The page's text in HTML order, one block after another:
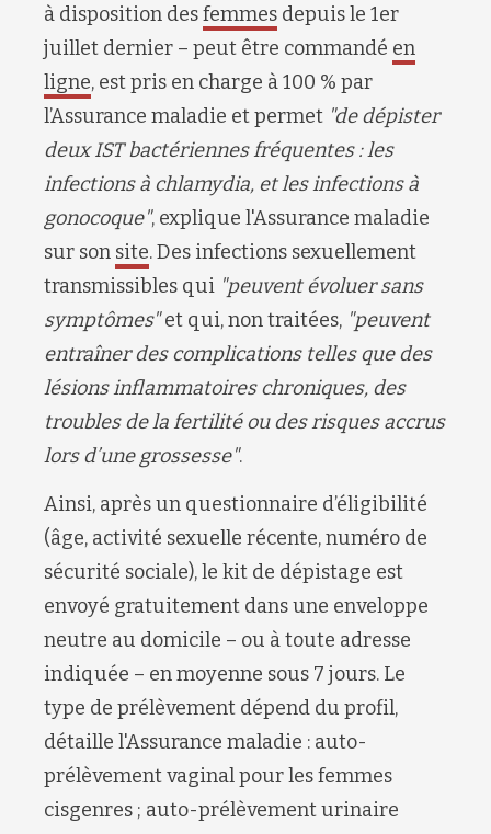
à disposition desfemmes depuis le 1er
juillet dernier – peut être commandé en
ligne, est pris en charge à 100 % par
l’Assurance maladie et permet "de dépister
deux IST bactériennes fréquentes : les
infections à chlamydia, et les infections à
gonocoque", explique l'Assurance maladie
sur son site. Des infections sexuellement
transmissibles qui "peuvent évoluer sans
symptômes"et qui, non traitées, "peuvent
entraîner des complications telles que des
lésions inflammatoires chroniques, des
troubles de la fertilité ou des risques accrus
lors d’une grossesse".
Ainsi, après un questionnaire d’éligibilité
(âge, activité sexuelle récente, numéro de
sécurité sociale), le kit de dépistage est
envoyé gratuitement dans une enveloppe
neutre au domicile – ou à toute adresse
indiquée – en moyenne sous 7 jours. Le
type de prélèvement dépend du profil,
détaille l'Assurance maladie : auto-
prélèvement vaginal pour les femmes
cisgenres ; auto-prélèvement urinaire